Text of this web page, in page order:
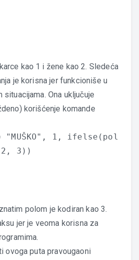
kao 1 i žene kao 2. Sledeća
je korisna jer funkcioniše u
Ona uključuje
korišćenje komande
1, ifelse(pol
2, 3))
polom je kodiran kao 3.
jer je veoma korisna za
ovoga puta pravougaoni